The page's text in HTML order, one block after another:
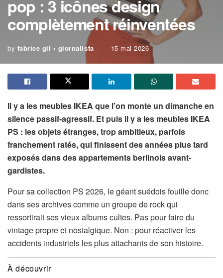
pop : 3 icônes design
complètement réinventées
by fabrice gil • giornalista 15 mai 2026
Il y a les meubles IKEA que l’on monte un dimanche en
silence passif-agressif. Et puis il y a les meubles IKEA
PS : les objets étranges, trop ambitieux, parfois
franchement ratés, qui finissent des années plus tard
exposés dans des appartements berlinois avant-
gardistes.
Pour sa collection PS 2026, le géant suédois fouille donc
dans ses archives comme un groupe de rock qui
ressortirait ses vieux albums cultes. Pas pour faire du
vintage propre et nostalgique. Non : pour réactiver les
accidents industriels les plus attachants de son histoire.
À découvrir